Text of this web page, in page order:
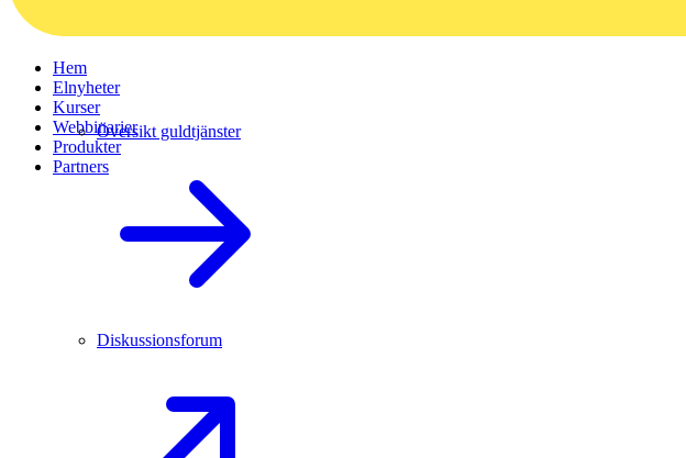
Hem
Elnyheter
Kurser
Webbinarier
Produkter
Partners
Översikt guldtjänster
Diskussionsforum